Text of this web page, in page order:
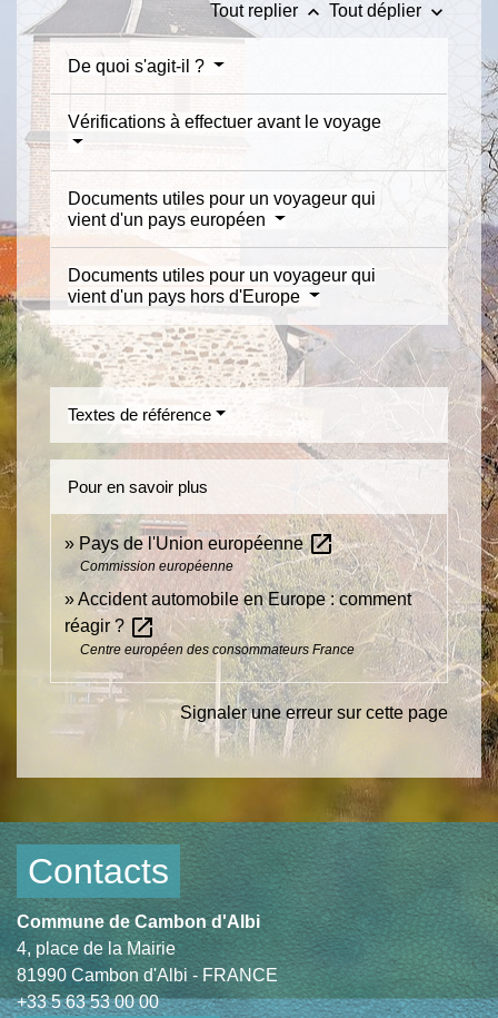
Tout replier keyboard_arrow_up Tout déplier keyboard_arrow_down
De quoi s'agit-il ?
Vérifications à effectuer avant le voyage
Documents utiles pour un voyageur qui
vient d'un pays européen
Documents utiles pour un voyageur qui
vient d'un pays hors d'Europe
Textes de référence
Pour en savoir plus
Pays de l'Union européenneopen_in_new
Commission européenne
Accident automobile en Europe : comment
réagir ? open_in_new
Centre européen des consommateurs France
Signaler une erreur sur cette page
Contacts
Commune de Cambon d'Albi
4, place de la Mairie
81990 Cambon d'Albi - FRANCE
+33 5 63 53 00 00